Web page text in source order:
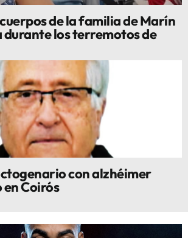
de la familia de Marín
durante los terremotos de
con alzhéimer
Coirós